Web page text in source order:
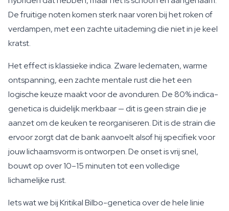
De fruitige noten komen sterk naar voren bij het roken of
verdampen, met een zachte uitademing die niet in je keel
kratst.
Het effect is klassieke indica. Zware ledematen, warme
ontspanning, een zachte mentale rust die het een
logische keuze maakt voor de avonduren. De 80% indica-
genetica is duidelijk merkbaar — dit is geen strain die je
aanzet om de keuken te reorganiseren. Dit is de strain die
ervoor zorgt dat de bank aanvoelt alsof hij specifiek voor
jouw lichaamsvorm is ontworpen. De onset is vrij snel,
bouwt op over 10–15 minuten tot een volledige
lichamelijke rust.
Iets wat we bij Kritikal Bilbo-genetica over de hele linie